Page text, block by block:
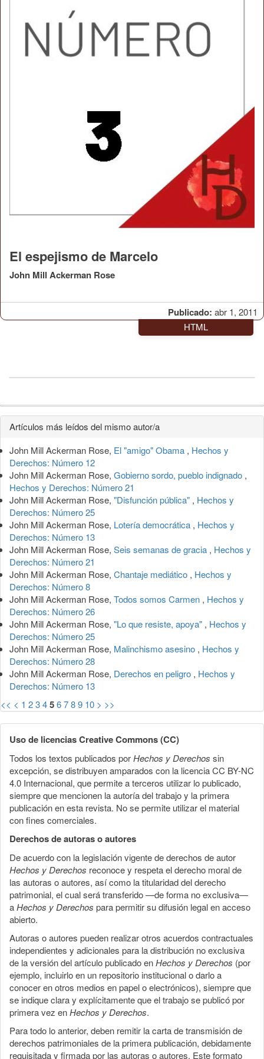
Publicado: abr 1, 2011
El espejismo de Marcelo
John Mill Ackerman Rose
HTML
Detalles
del
artículo
Artículos más leídos del mismo autor/a
John Mill Ackerman Rose, El "amigo" Obama , Hechos y
Derechos: Número 12
John Mill Ackerman Rose, Gobierno sordo, pueblo indignado ,
Hechos y Derechos: Número 21
John Mill Ackerman Rose, "Disfunción pública" , Hechos y
Derechos: Número 25
John Mill Ackerman Rose, Lotería democrática , Hechos y
Derechos: Número 13
John Mill Ackerman Rose, Seis semanas de gracia , Hechos y
Derechos: Número 21
John Mill Ackerman Rose, Chantaje mediático , Hechos y
Derechos: Número 8
John Mill Ackerman Rose, Todos somos Carmen , Hechos y
Derechos: Número 26
John Mill Ackerman Rose, "Lo que resiste, apoya" , Hechos y
Derechos: Número 25
John Mill Ackerman Rose, Malinchismo asesino , Hechos y
Derechos: Número 28
John Mill Ackerman Rose, Derechos en peligro , Hechos y
Derechos: Número 13
<< < 1 23456789 10 > >>
Uso de licencias Creative Commons (CC)
Todos los textos publicados porHechos y Derechos sin
excepción, se distribuyen amparados con la licencia CC BY-NC
4.0 Internacional, que permite a terceros utilizar lo publicado,
siempre que mencionen la autoría del trabajo y la primera
publicación en esta revista. No se permite utilizar el material
con fines comerciales.
Derechos de autoras o autores
De acuerdo con la legislación vigente de derechos de autor
Hechos y Derechos reconoce y respeta el derecho moral de
las autoras o autores, así como la titularidad del derecho
patrimonial, el cual será transferido —de forma no exclusiva—
aHechos y Derechos para permitir su difusión legal en acceso
abierto.
Autoras o autores pueden realizar otros acuerdos contractuales
independientes y adicionales para la distribución no exclusiva
de la versión del artículo publicado enHechos y Derechos (por
ejemplo, incluirlo en un repositorio institucional o darlo a
conocer en otros medios en papel o electrónicos), siempre que
se indique clara y explícitamente que el trabajo se publicó por
primera vez enHechos y Derechos.
Para todo lo anterior, deben remitir la carta de transmisión de
derechos patrimoniales de la primera publicación, debidamente
requisitada y firmada por las autoras o autores. Este formato